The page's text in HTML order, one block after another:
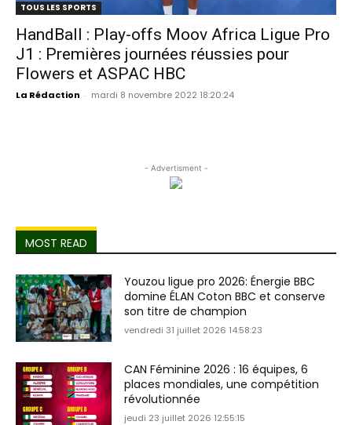
TOUS LES SPORTS
HandBall : Play-offs Moov Africa Ligue Pro
J1 : Premières journées réussies pour
Flowers et ASPAC HBC
La Rédaction - mardi 8 novembre 2022 18:20:24
- Advertisment -
MOST READ
Youzou ligue pro 2026: Énergie BBC
domine ÉLAN Coton BBC et conserve
son titre de champion
vendredi 31 juillet 2026 14:58:23
CAN Féminine 2026 : 16 équipes, 6
places mondiales, une compétition
révolutionnée
jeudi 23 juillet 2026 12:55:15